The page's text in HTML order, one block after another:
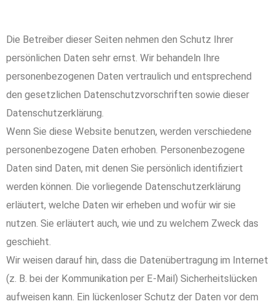
Die Betreiber dieser Seiten nehmen den Schutz Ihrer
persönlichen Daten sehr ernst. Wir behandeln Ihre
personenbezogenen Daten vertraulich und entsprechend
den gesetzlichen Datenschutzvorschriften sowie dieser
Datenschutzerklärung.
Wenn Sie diese Website benutzen, werden verschiedene
personenbezogene Daten erhoben. Personenbezogene
Daten sind Daten, mit denen Sie persönlich identifiziert
werden können. Die vorliegende Datenschutzerklärung
erläutert, welche Daten wir erheben und wofür wir sie
nutzen. Sie erläutert auch, wie und zu welchem Zweck das
geschieht.
Wir weisen darauf hin, dass die Datenübertragung im Internet
(z. B. bei der Kommunikation per E-Mail) Sicherheitslücken
aufweisen kann. Ein lückenloser Schutz der Daten vor dem